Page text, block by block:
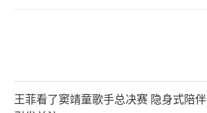
王菲看了窦靖童歌手总决赛 隐身式陪伴